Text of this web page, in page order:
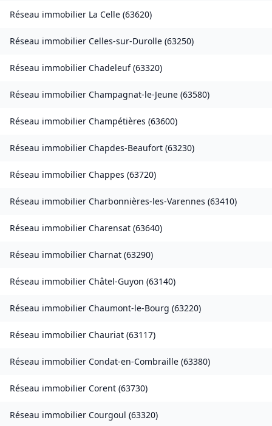
Réseau immobilier La Celle (63620)
Réseau immobilier Celles-sur-Durolle (63250)
Réseau immobilier Chadeleuf(63320)
Réseau immobilier Champagnat-le-Jeune (63580)
Réseau immobilier Champétières (63600)
Réseau immobilier Chapdes-Beaufort (63230)
Réseau immobilier Chappes (63720)
Réseau immobilier Charbonnières-les-Varennes (63410)
Réseau immobilier Charensat (63640)
Réseau immobilier Charnat (63290)
Réseau immobilier Châtel-Guyon (63140)
Réseau immobilier Chaumont-le-Bourg (63220)
Réseau immobilier Chauriat (63117)
Réseau immobilier Condat-en-Combraille (63380)
Réseau immobilier Corent (63730)
Réseau immobilier Courgoul (63320)